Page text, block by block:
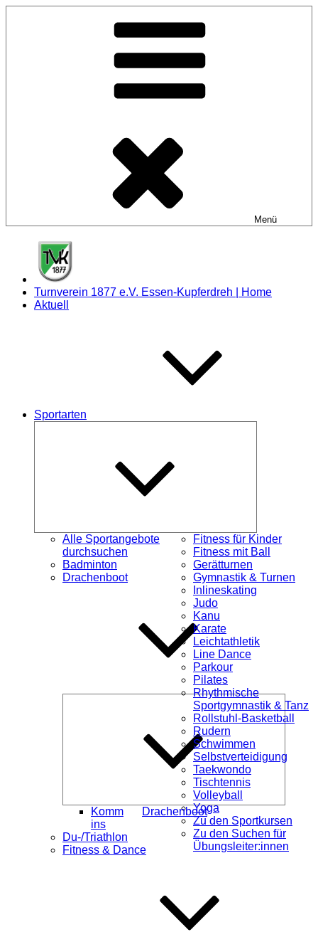
Menü
Turnverein 1877 e.V. Essen-Kupferdreh | Home
Aktuell
Sportarten
Alle Sportangebote
durchsuchen
Badminton
Drachenboot
öffnen
Komm
ins
Drachenboot
Du-/Triathlon
Fitness & Dance
Fitness für Kinder
Fitness mit Ball
Gerätturnen
Gymnastik & Turnen
Inlineskating
Judo
Kanu
Karate
Leichtathletik
Line Dance
Parkour
Pilates
Rhythmische
Sportgymnastik & Tanz
Rollstuhl-Basketball
Rudern
Schwimmen
Selbstverteidigung
Taekwondo
Tischtennis
Volleyball
Yoga
Zu den Sportkursen
Zu den Suchen für
Übungsleiter:innen